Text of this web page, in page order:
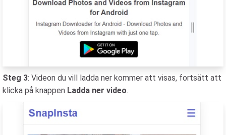
Steg 3: Videon du vill ladda ner kommer att visas, fortsätt att
klicka på knappen Ladda ner video.